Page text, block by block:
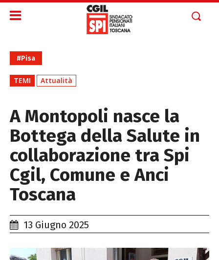
#Pisa
TEMI Attualità
A Montopoli nasce la
Bottega della Salute in
collaborazione tra Spi
Cgil, Comune e Anci
Toscana
13 Giugno 2025